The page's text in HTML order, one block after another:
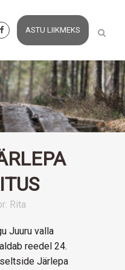
ASTU LIIKMEKS
Rita
Juuru valla
reedel 24.
Järlepa